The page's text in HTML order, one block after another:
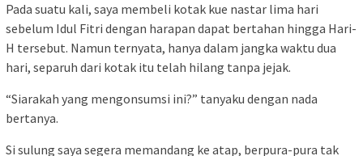
Pada suatu kali, saya membeli kotak kue nastar lima hari
sebelum Idul Fitri dengan harapan dapat bertahan hingga Hari-
H tersebut. Namun ternyata, hanya dalam jangka waktu dua
hari, separuh dari kotak itu telah hilang tanpa jejak.
“Siarakah yang mengonsumsi ini?” tanyaku dengan nada
bertanya.
Si sulung saya segera memandang ke atap, berpura-pura tak